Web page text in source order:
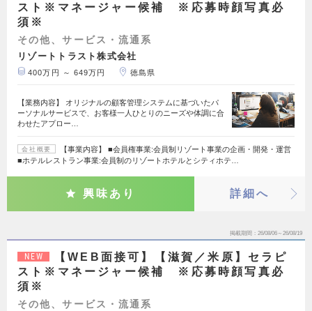
スト※マネージャー候補 ※応募時顔写真必
須※
その他、サービス・流通系
リゾートトラスト株式会社
400万円 ～ 649万円 徳島県
【業務内容】 オリジナルの顧客管理システムに基づいたパ
ーソナルサービスで、お客様一人ひとりのニーズや体調に合
わせたアプロー…
会社概要
【事業内容】 ■会員権事業:会員制リゾート事業の企画・開発・運営
■ホテルレストラン事業:会員制のリゾートホテルとシティホテ…
興味あり 詳細へ
掲載期間 26/08/06～26/08/19
NEW
【WEB面接可】【滋賀／米原】セラピ
スト※マネージャー候補 ※応募時顔写真必
須※
その他、サービス・流通系